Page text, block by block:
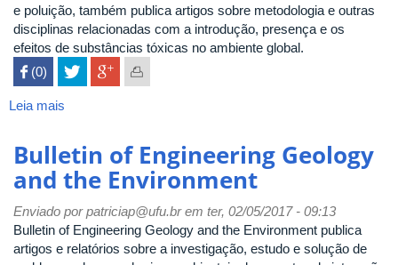
e poluição, também publica artigos sobre metodologia e outras
disciplinas relacionadas com a introdução, presença e os
efeitos de substâncias tóxicas no ambiente global.
 (0)
Leia mais
Environmental
Contamination
Toxicology
Bulletin of Engineering Geology
and the Environment
Enviado porpatriciap@ufu.brem ter, 02/05/2017 - 09:13
Bulletin of Engineering Geology and the Environment publica
artigos e relatórios sobre a investigação, estudo e solução de